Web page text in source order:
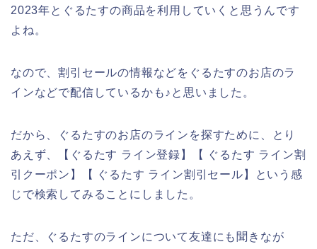
2023年とぐるたすの商品を利用していくと思うんです
よね。
なので、割引セールの情報などをぐるたすのお店のラ
インなどで配信しているかも♪と思いました。
だから、ぐるたすのお店のラインを探すために、とり
あえず、【ぐるたす ライン登録】【 ぐるたす ライン割
引クーポン】【 ぐるたす ライン割引セール】という感
じで検索してみることにしました。
ただ、ぐるたすのラインについて友達にも聞きなが